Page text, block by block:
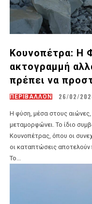
Κουνοπέτρα: Η
ακτογραμμή
πρέπει να
ΠΕΡΙΒΑΛΛΟΝ 26/02/
Η φύση, μέσα στους αιώνες,
μεταμορφώνει. Το ίδιο
Κουνοπέτρας, όπου οι
οι καταπτώσεις αποτελούν
Το...